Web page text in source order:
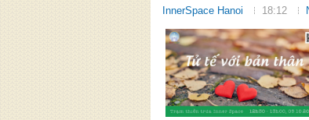
InnerSpace Hanoi 18:12